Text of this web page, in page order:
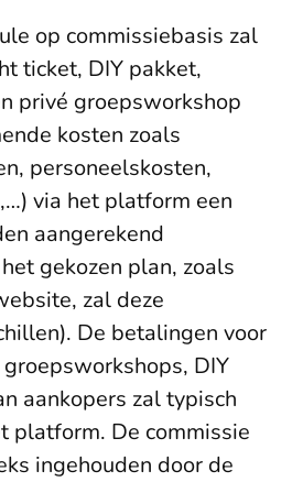
op commissiebasis zal
ticket, DIY pakket,
privé groepsworkshop
kosten zoals
personeelskosten,
via het platform een
aangerekend
gekozen plan, zoals
zal deze
De betalingen voor
DIY
aankopers zal typisch
platform. De commissie
ingehouden door de